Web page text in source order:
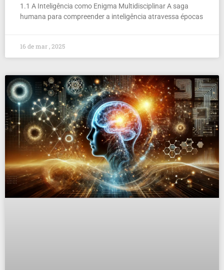
1.1 A Inteligência como Enigma Multidisciplinar A saga
humana para compreender a inteligência atravessa épocas
16 de mar , 2025